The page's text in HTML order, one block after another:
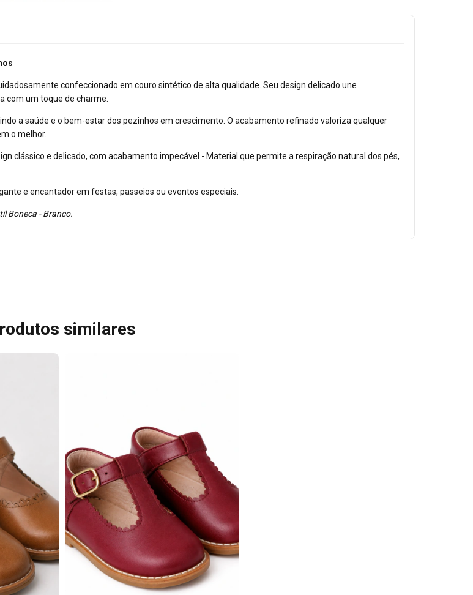
confeccionado em couro sintético de alta qualidade. Seu design delicado une
com um toque de charme.
a saúde e o bem-estar dos pezinhos em crescimento. O acabamento refinado valoriza qualquer
o melhor.
clássico e delicado, com acabamento impecável - Material que permite a respiração natural dos pés,
e encantador em festas, passeios ou eventos especiais.
Boneca - Branco.
similares